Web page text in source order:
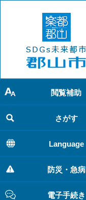
で
す
。
ば
し
て
本
文
へ
閲覧補助
さがす
Language
防災・急病
電子手続き